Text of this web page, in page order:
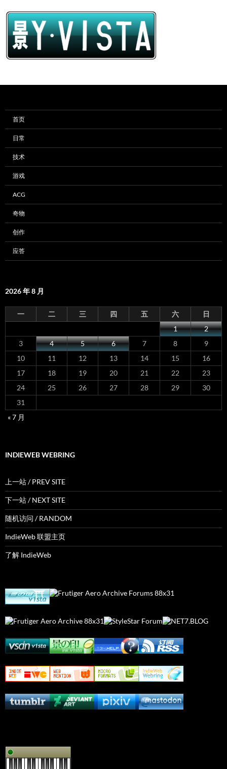
首页
日常
技术
游戏
ACG
奇物
创作
应答
2026 年 8 月
一 二 三 四 五 六
日
1
2
3
4 5 6 7 8
9
10
11 12 13 14 15
16
17
18 19 20 21 22
23
24
25 26 27 28 29
30
31
« 7 月
INDIEWEB WEBRING
上一站 / PREV SITE
下一站 / NEXT SITE
随机访问 / RANDOM
IndieWeb 联盟主页
了解 IndieWeb